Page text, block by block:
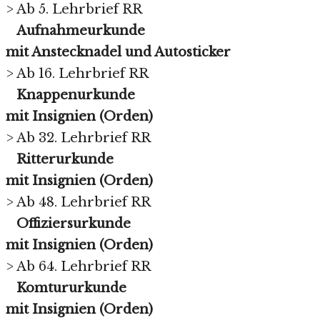
> Ab 5. Lehrbrief RR
Aufnahmeurkunde
mit Anstecknadel und Autosticker
> Ab 16. Lehrbrief RR
Knappenurkunde
mit Insignien (Orden)
> Ab 32. Lehrbrief RR
Ritterurkunde
mit Insignien (Orden)
> Ab 48. Lehrbrief RR
Offiziersurkunde
mit Insignien (Orden)
> Ab 64. Lehrbrief RR
Komtururkunde
mit Insignien (Orden)